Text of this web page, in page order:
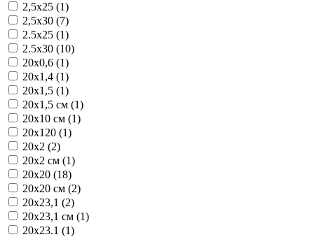
2,5x25 (1)
2,5x30 (7)
2.5x25 (1)
2.5x30 (10)
20x0,6 (1)
20x1,4 (1)
20x1,5 (1)
20x1,5 см (1)
20x10 см (1)
20x120 (1)
20x2 (2)
20x2 см (1)
20x20 (18)
20x20 см (2)
20x23,1 (2)
20x23,1 см (1)
20x23.1 (1)